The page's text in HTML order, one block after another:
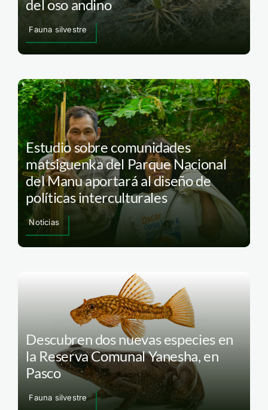
del oso andino
Fauna silvestre
Estudio sobre comunidades
matsiguenka del Parque Nacional
del Manu aportará al diseño de
políticas interculturales
Noticias
Descubren dos nuevas especies en
la Reserva Comunal Yanesha, en
Pasco
Fauna silvestre